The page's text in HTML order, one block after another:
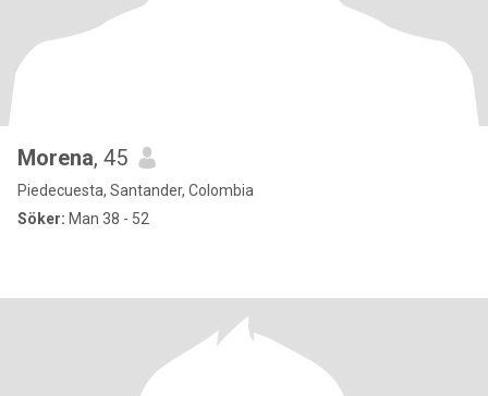
Morena, 45
Piedecuesta, Santander, Colombia
Söker: Man 38 - 52